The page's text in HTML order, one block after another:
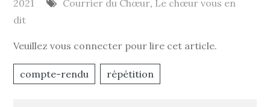
2021
Courrier du Chœur, Le chœur vous en
dit
Veuillez vous connecter pour lire cet article.
compte-rendu répétition